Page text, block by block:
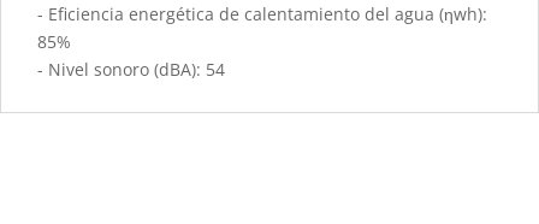
- Eficiencia energética de calentamiento del agua (ηwh):
85%
- Nivel sonoro (dBA): 54